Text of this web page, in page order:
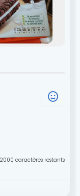
2000 caractères restants